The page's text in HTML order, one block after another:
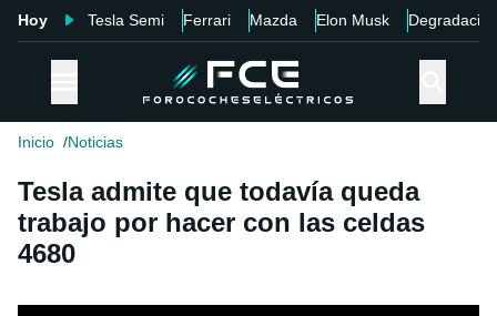
Hoy Tesla Semi Ferrari Mazda Elon Musk Degradación
Inicio Noticias
Tesla admite que todavía queda
trabajo por hacer con las celdas
4680